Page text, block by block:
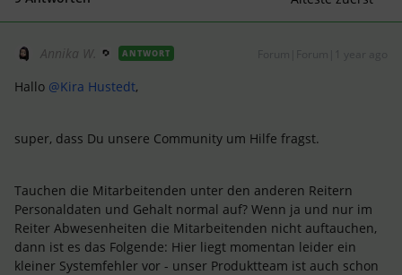
Annika W. ANTWORT
Hallo ​ @Kira Hustedt,
super, dass Du unsere Community um Hilfe fragst.
Tauchen die Mitarbeitenden unter den anderen Reitern
Personaldaten und Gehalt normal auf? Wenn ja und nur im
Reiter Abwesenheiten die Mitarbeitenden nicht auftauchen,
dann ist es das Folgende: Hier liegt momentan leider ein
kleiner Systemfehler vor - unser Produktteam ist auch schon